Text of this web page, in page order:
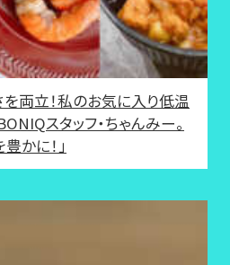
両立！私のお気に入り低温
スタッフ・ちゃんみー。
かに！」